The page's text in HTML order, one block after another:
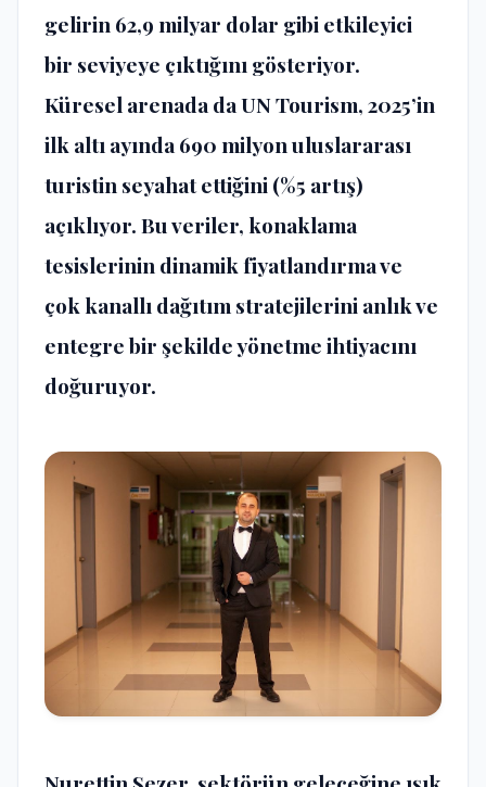
gelirin 62,9 milyar dolar gibi etkileyici
bir seviyeye çıktığınıgösteriyor.
Küresel arenada da UN Tourism, 2025’in
ilk altıayında 690 milyon uluslararası
turistin seyahat ettiğini (%5 artış)
açıklıyor. Bu veriler, konaklama
tesislerinin dinamik fiyatlandırma ve
çok kanallıdağıtım stratejilerini anlık ve
entegre birşekilde yönetme ihtiyacını
doğuruyor.